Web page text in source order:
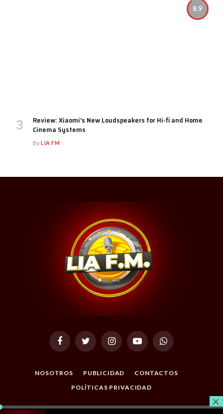
8.9
Review: Xiaomi’s New Loudspeakers for Hi-fi and Home
Cinema Systems
ByLIA FM
FacebookTwitter InstagramYouTubeWhatsApp
NOSOTROS PUBLICIDAD
CONTACTOS
POLÍTICAS PRIVACIDAD
© 2026 Todos los Derechos Reservados. Desarrollado por